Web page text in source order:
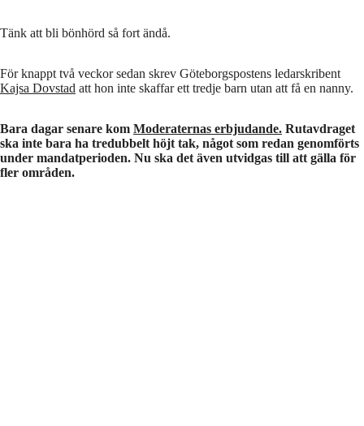
Tänk att bli bönhörd så fort ändå.
För knappt två veckor sedan skrev Göteborgspostens ledarskribent
Kajsa Dovstad att hon inte skaffar ett tredje barn utan att få en nanny.
Bara dagar senare kom Moderaternas erbjudande. Rutavdraget
ska inte bara ha tredubbelt höjt tak, något som redan genomförts
under mandatperioden. Nu ska det även utvidgas till att gälla för
fler områden.